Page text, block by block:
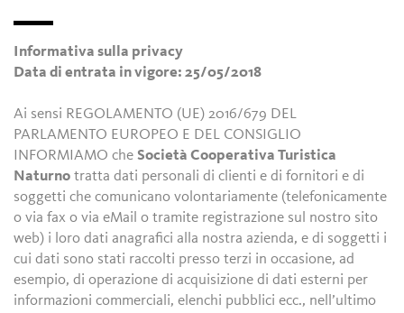
Informativa sulla privacy
Data di entrata in vigore: 25/05/2018
Ai sensi REGOLAMENTO (UE) 2016/679 DEL
PARLAMENTO EUROPEO E DEL CONSIGLIO
INFORMIAMO cheSocietà Cooperativa Turistica
Naturno tratta dati personali di clienti e di fornitori e di
soggetti che comunicano volontariamente (telefonicamente
o via fax o via eMail o tramite registrazione sul nostro sito
web) i loro dati anagrafici alla nostra azienda, e di soggetti i
cui dati sono stati raccolti presso terzi in occasione, ad
esempio, di operazione di acquisizione di dati esterni per
informazioni commerciali, elenchi pubblici ecc., nell’ultimo